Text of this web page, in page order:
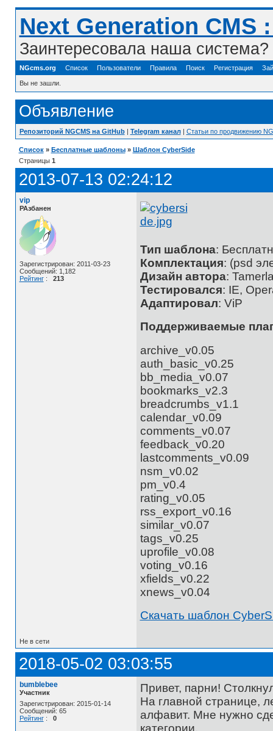
Next Generation
Заинтересовала наша
NGcms.org Список Пользователи Правила Поиск Регистрация
Вы не зашли.
Объявление
Репозиторий NGCMS на GitHub| Telegram канал| Статьи по продвижению
Список » Бесплатные шаблоны » Шаблон CyberSide
Страницы 1
2013-07-13 02:24:12
vip
РАзбанен
Зарегистрирован: 2011-03-23
Сообщений: 1,182
Рейтинг: 213
Тип шаблона:
Комплектация: (psd
Дизайн автора:
Тестировался: IE,
Адаптировал: ViP
Поддерживаемые
archive_v0.05
auth_basic_v0.25
bb_media_v0.07
bookmarks_v2.3
breadcrumbs_v1.1
calendar_v0.09
comments_v0.07
feedback_v0.20
lastcomments_v0.09
nsm_v0.02
pm_v0.4
rating_v0.05
rss_export_v0.16
similar_v0.07
tags_v0.25
uprofile_v0.08
voting_v0.16
xfields_v0.22
xnews_v0.04
Скачать шаблон
Не в сети
2018-05-02 03:03:55
bumblebee
Участник
Зарегистрирован: 2015-01-14
Сообщений: 65
Рейтинг: 0
Привет, парни!
На главной странице,
алфавит. Мне нужно
категории.